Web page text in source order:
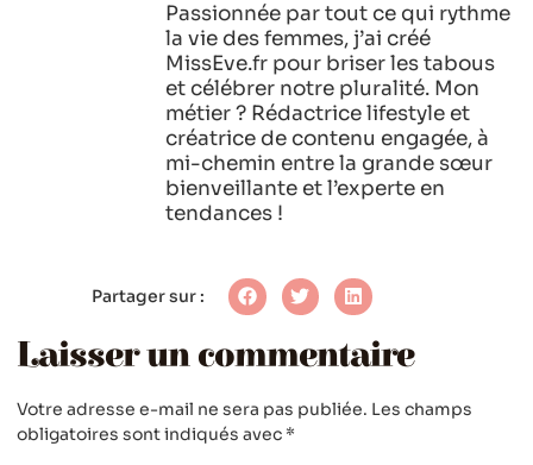
Passionnée par tout ce qui rythme
la vie des femmes, j’ai créé
MissEve.fr pour briser les tabous
et célébrer notre pluralité. Mon
métier ? Rédactrice lifestyle et
créatrice de contenu engagée, à
mi-chemin entre la grande sœur
bienveillante et l’experte en
tendances !
Partager sur :
Laisser un commentaire
Votre adresse e-mail ne sera pas publiée. Les champs
obligatoires sont indiqués avec *